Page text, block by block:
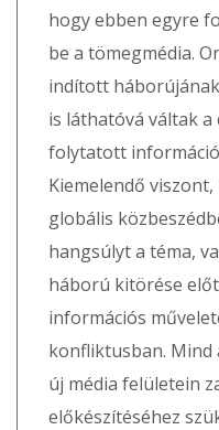
hogy ebben egyre
be a tömegmédia.
indított
is láthatóvá váltak
folytatott
Kiemelendő
globális
hangsúlyt a téma,
háború kitörése
információs
konfliktusban. Mind
új média felületein
előkészítéséhez